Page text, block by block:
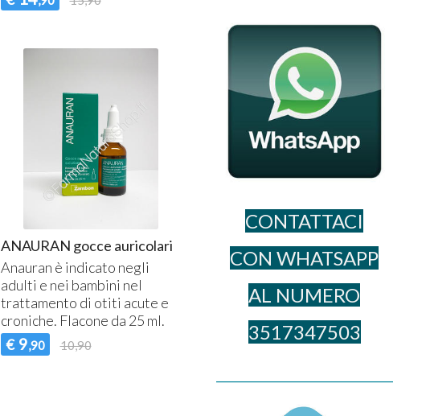
ANAURAN gocce auricolari
Anauran è indicato negli
adulti e nei bambini nel
trattamento di otiti acute e
croniche. Flacone da 25 ml.
€ 9,90 10,90
CONTATTACI
CON WHATSAPP
AL NUME​RO
3517347503